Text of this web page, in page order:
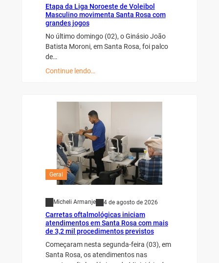
Etapa da Liga Noroeste de Voleibol
Masculino movimenta Santa Rosa com
grandes jogos
No último domingo (02), o Ginásio João
Batista Moroni, em Santa Rosa, foi palco
de…
Continue lendo…
Geral
Micheli Armanje 4 de agosto de 2026
Carretas oftalmológicas iniciam
atendimentos em Santa Rosa com mais
de 3,2 mil procedimentos previstos
Começaram nesta segunda-feira (03), em
Santa Rosa, os atendimentos nas